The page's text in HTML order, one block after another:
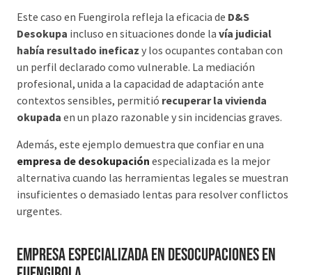
Este caso en Fuengirola refleja la eficacia de D&S
Desokupa incluso en situaciones donde la vía judicial
había resultado ineficaz y los ocupantes contaban con
un perfil declarado como vulnerable. La mediación
profesional, unida a la capacidad de adaptación ante
contextos sensibles, permitió recuperar la vivienda
okupada en un plazo razonable y sin incidencias graves.
Además, este ejemplo demuestra que confiar en una
empresa de desokupación especializada es la mejor
alternativa cuando las herramientas legales se muestran
insuficientes o demasiado lentas para resolver conflictos
urgentes.
Empresa especializada en desocupaciones en